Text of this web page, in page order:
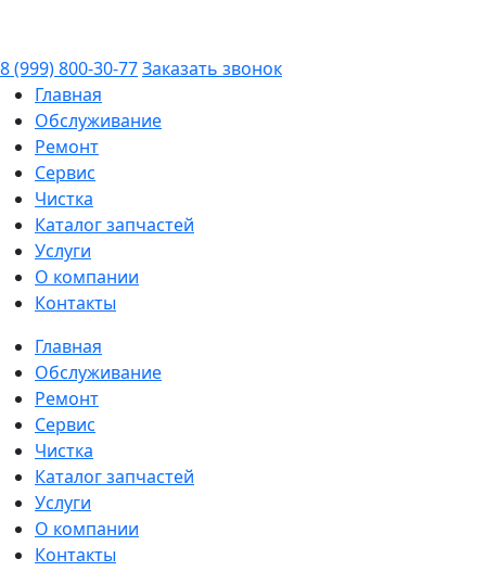
8 (999) 800-30-77Заказать звонок
Главная
Обслуживание
Ремонт
Сервис
Чистка
Каталог запчастей
Услуги
О компании
Контакты
Главная
Обслуживание
Ремонт
Сервис
Чистка
Каталог запчастей
Услуги
О компании
Контакты